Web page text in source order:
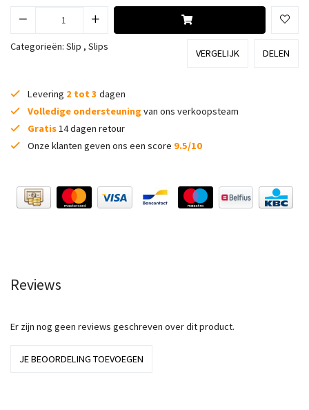
Categorieën: Slip , Slips
VERGELIJK DELEN
Levering 2 tot 3 dagen
Volledige ondersteuning van ons verkoopsteam
Gratis14 dagen retour
Onze klanten geven ons een score 9.5/10
Reviews
Er zijn nog geen reviews geschreven over dit product.
JE BEOORDELING TOEVOEGEN